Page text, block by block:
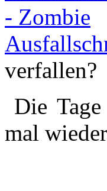
verfallen?
Die
mal